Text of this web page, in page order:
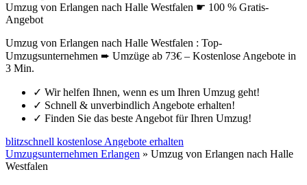
Umzug von Erlangen nach Halle Westfalen ☛ 100 % Gratis-
Angebot
Umzug von Erlangen nach Halle Westfalen : Top-
Umzugsunternehmen ➨ Umzüge ab 73€ – Kostenlose Angebote in
3 Min.
✓ Wir helfen Ihnen, wenn es um Ihren Umzug geht!
✓ Schnell & unverbindlich Angebote erhalten!
✓ Finden Sie das beste Angebot für Ihren Umzug!
blitzschnell kostenlose Angebote erhalten
Umzugsunternehmen Erlangen » Umzug von Erlangen nach Halle
Westfalen